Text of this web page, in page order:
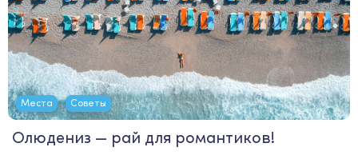
Места Советы
Олюдениз — рай для романтиков!